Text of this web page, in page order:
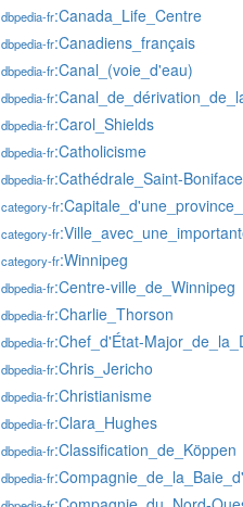
dbpedia-fr:Canada_Life_Centre
dbpedia-fr:Canadiens_français
dbpedia-fr:Canal_(voie_d'eau)
dbpedia-fr
dbpedia-fr:Carol_Shields
dbpedia-fr:Catholicisme
dbpedia-fr:Cathédrale_Saint-Boniface
category-fr
category-fr
category-fr:Winnipeg
dbpedia-fr:Centre-ville_de_Winnipeg
dbpedia-fr:Charlie_Thorson
dbpedia-fr:Chef_d'État-
dbpedia-fr:Chris_Jericho
dbpedia-fr:Christianisme
dbpedia-fr:Clara_Hughes
dbpedia-fr:Classification_de_Köppen
dbpedia-fr